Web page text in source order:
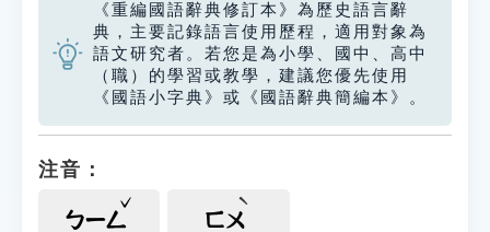
《重編國語辭典修訂本》為歷史語言辭
典，主要記錄語言使用歷程，適用對象為
語文研究者。若您是為小學、國中、高中
（職）的學習或教學，建議您優先使用
《國語小字典》或《國語辭典簡編本》。
注音：
ㄅㄧㄥ ㄈㄨ